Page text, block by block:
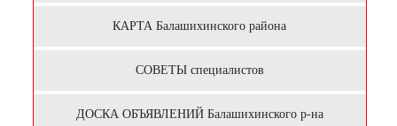
КАРТА Балашихинского района
СОВЕТЫ специалистов
ДОСКА ОБЪЯВЛЕНИЙ Балашихинского р-на